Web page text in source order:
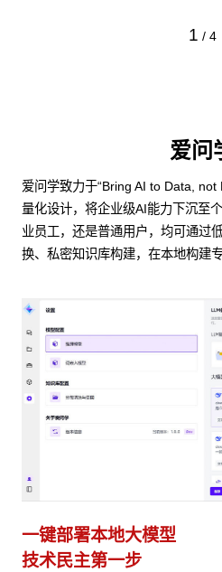
1 / 4
爱问
爱问学致力于“Bring AI to Data,
量化设计，将企业级AI能力下沉至
业员工，还是普通用户，均可通过
换、私密知识库构建，在本地构建专
一键部署本地大模型
技术民主第一步